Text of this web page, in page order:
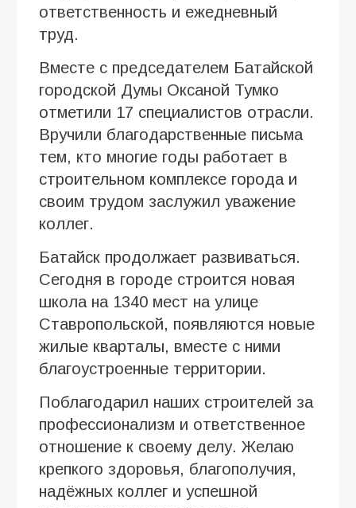
ответственность и ежедневный
труд.
Вместе с председателем Батайской
городской Думы Оксаной Тумко
отметили 17 специалистов отрасли.
Вручили благодарственные письма
тем, кто многие годы работает в
строительном комплексе города и
своим трудом заслужил уважение
коллег.
Батайск продолжает развиваться.
Сегодня в городе строится новая
школа на 1340 мест на улице
Ставропольской, появляются новые
жилые кварталы, вместе с ними
благоустроенные территории.
Поблагодарил наших строителей за
профессионализм и ответственное
отношение к своему делу. Желаю
крепкого здоровья, благополучия,
надёжных коллег и успешной